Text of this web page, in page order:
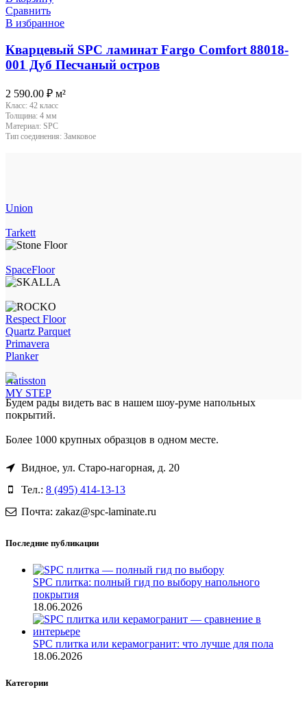
Сравнить
В избранное
Кварцевый SPC ламинат Fargo Comfort 88018-
001 Дуб Песчаный остров
2 590.00 ₽ м²
Класс: 42 класс
Толщина: 4 мм
Материал: SPC
Тип соединения: Замковое
Union
Tarkett
SpaceFloor
Respect Floor
Quartz Parquet
Primavera
Planker
Natisston
MY STEP
Будем рады видеть вас в нашем шоу-руме напольных
покрытий.
Более 1000 крупных образцов в одном месте.
Видное, ул. Старо-нагорная, д. 20
Тел.: 8 (495) 414-13-13
Почта: zakaz@spc-laminate.ru
Последние публикации
SPC плитка: полный гид по выбору напольного
покрытия
18.06.2026
SPC плитка или керамогранит: что лучше для пола
18.06.2026
Категории